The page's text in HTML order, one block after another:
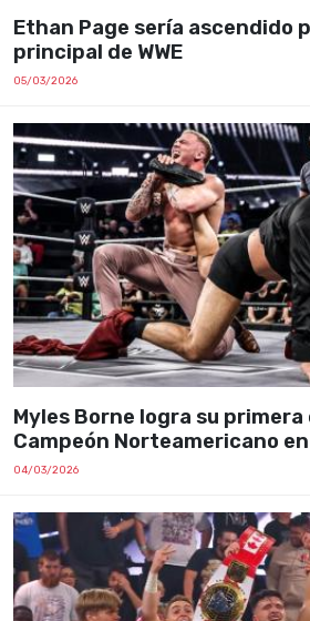
Ethan Page sería ascendido
principal de WWE
05/03/2026
Myles Borne logra su
Campeón Norteamericano en
04/03/2026